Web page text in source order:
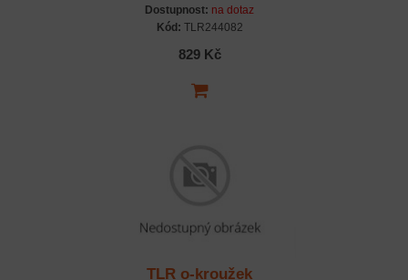
Dostupnost: na dotaz
Kód: TLR244082
829 Kč
TLR o-kroužek